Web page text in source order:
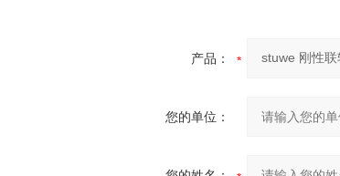
产品：
您的单位：